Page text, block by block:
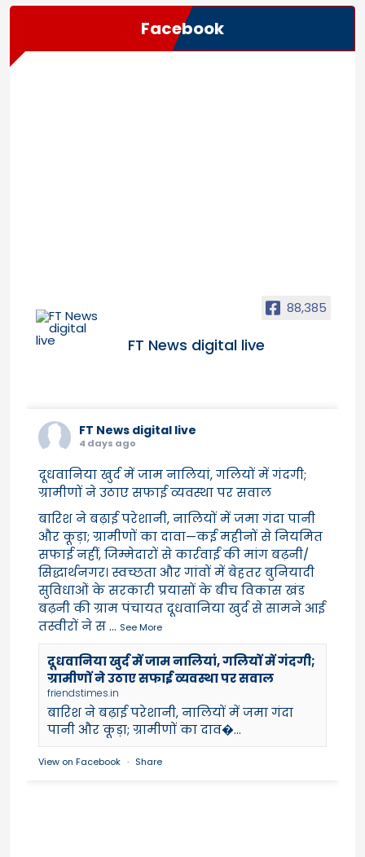
Facebook
88,385
FT News digital live
FT News digital live
4 days ago
दूधवानिया खुर्द में जाम नालियां, गलियों में गंदगी;
ग्रामीणों ने उठाए सफाई व्यवस्था पर सवाल
बारिश ने बढ़ाई परेशानी, नालियों में जमा गंदा पानी
और कूड़ा; ग्रामीणों का दावा—कई महीनों से नियमित
सफाई नहीं, जिम्मेदारों से कार्रवाई की मांग बढ़नी/
सिद्धार्थनगर। स्वच्छता और गांवों में बेहतर बुनियादी
सुविधाओं के सरकारी प्रयासों के बीच विकास खंड
बढ़नी की ग्राम पंचायत दूधवानिया खुर्द से सामने आई
तस्वीरों ने स... See More
दूधवानिया खुर्द में जाम नालियां, गलियों में गंदगी;
ग्रामीणों ने उठाए सफाई व्यवस्था पर सवाल
friendstimes.in
बारिश ने बढ़ाई परेशानी, नालियों में जमा गंदा
पानी और कूड़ा; ग्रामीणों का दाव�...
View on Facebook · Share